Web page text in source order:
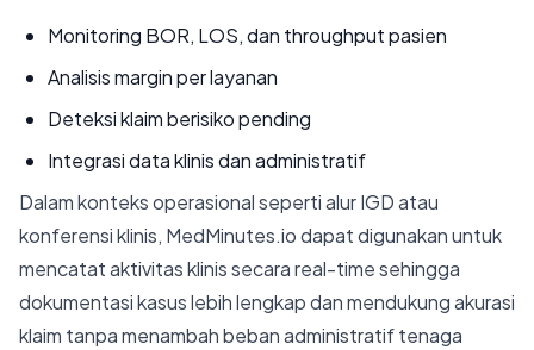
Monitoring BOR, LOS, dan throughput pasien
Analisis margin per layanan
Deteksi klaim berisiko pending
Integrasi data klinis dan administratif
Dalam konteks operasional seperti alur IGD atau
konferensi klinis, MedMinutes.io dapat digunakan untuk
mencatat aktivitas klinis secara real-time sehingga
dokumentasi kasus lebih lengkap dan mendukung akurasi
klaim tanpa menambah beban administratif tenaga